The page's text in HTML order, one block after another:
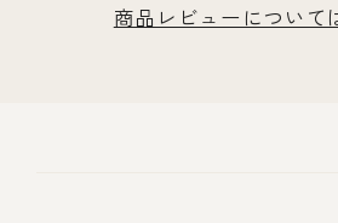
商品レビューについて